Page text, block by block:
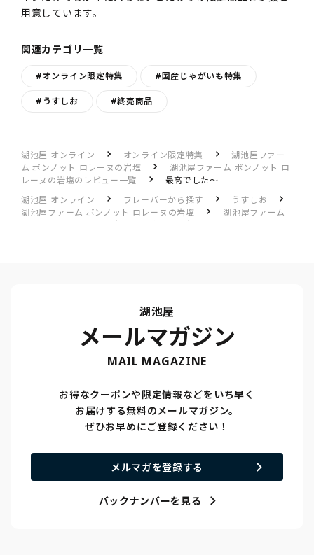
用意しています。
関連カテゴリ一覧
#オンライン限定特集 #国産じゃがいも特集
#うすしお #終売商品
湖池屋 オンライン オンライン限定特集
湖池屋ファー
ム ボンノット ロレーヌの岩塩
湖池屋ファーム ボンノット ロ
レーヌの岩塩のレビュー一覧
最高でした～
湖池屋 オンライン
フレーバーから探す
うすしお
湖池屋ファーム ボンノット ロレーヌの岩塩
湖池屋ファーム
ボンノット ロレーヌの岩塩のレビュー一覧
湖池屋
メールマガジン
MAIL MAGAZINE
お得なクーポンや限定情報などをいち早く
お届けする無料のメールマガジン。
ぜひお早めにご登録ください！
メルマガを登録する
バックナンバーを見る